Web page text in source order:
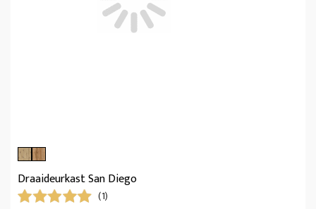
Draaideurkast San Diego
(1)